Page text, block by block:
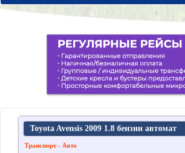
Toyota Avensis 2009 1.8 бензин автомат
Транспорт - Авто